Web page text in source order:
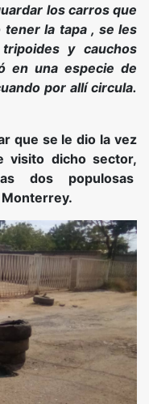
los carros que
la tapa , se les
y cauchos
en una especie de
por allí circula.
que se le dio la vez
visito dicho sector,
dos populosas
Monterrey.